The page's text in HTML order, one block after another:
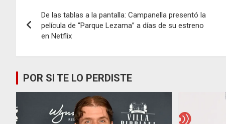
de
De las tablas a la pantalla: Campanella presentó la
película de “Parque Lezama” a días de su estreno
en Netflix
POR SI TE LO PERDISTE